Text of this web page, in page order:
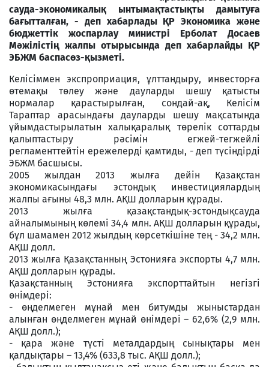
сауда-экономикалық ынтымақтастықты дамытуға
бағытталған, - деп хабарлады ҚР Экономика және
бюджеттік жоспарлау министрі Ерболат Досаев
Мәжілістің жалпы отырысында деп хабарлайды ҚР
ЭБЖМ баспасөз-қызметі.
Келісіммен экспроприация, ұлттандыру, инвесторға
өтемақы төлеу және дауларды шешу қатысты
нормалар қарастырылған, сондай-ақ, Келісім
Тараптар арасындағы дауларды шешу мақсатында
ұйымдастырылатын халықаралық төрелік соттарды
қалыптастыру рәсімін егжей-тегжейлі
регламенттейтін ережелерді қамтиды, - деп түсіндірді
ЭБЖМ басшысы.
2005 жылдан 2013 жылға дейін Қазақстан
экономикасындағы эстондық инвестициялардың
жалпы ағыны 48,3 млн. АҚШ долларын құрады.
2013 жылға қазақстандық-эстондықсауда
айналымының көлемі 34,4 млн. АҚШ долларын құрады,
бұл шамамен 2012 жылдың көрсеткішіне тең - 34,2 млн.
АҚШ долл.
2013 жылға Қазақстанның Эстонияға экспорты 4,7 млн.
АҚШ долларын құрады.
Қазақстанның Эстонияға экспорттайтын негізгі
өнімдері:
- өңделмеген мұнай мен битумды жыныстардан
алынған өңделмеген мұнай өнiмдерi – 62,6% (2,9 млн.
АҚШ долл.);
- қара және түсті металдардың сынықтары мен
қалдықтары – 13,4% (633,8 тыс. АҚШ долл.);